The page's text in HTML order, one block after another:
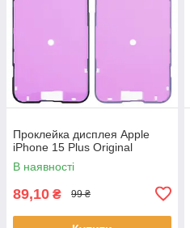
Проклейка дисплея Apple
iPhone 15 Plus Original
В наявності
89,10 ₴ 99 ₴